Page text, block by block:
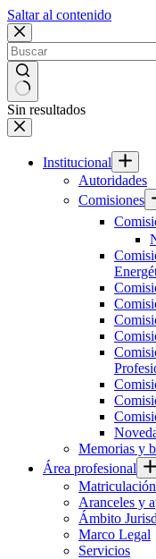
Saltar al contenido
Sin resultados
Institucional
Autoridades
Comisiones
Memorias y
Área profesional
Matriculación
Aranceles y
Ámbito
Marco Legal
Servicios